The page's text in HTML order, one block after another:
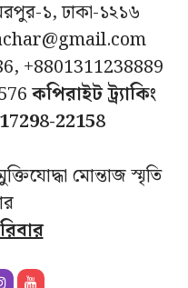
১, ঢাকা-১২১৬
+8801311238889
কপিরাইট ট্র্যাকিং
22158
মোন্তাজ স্মৃতি